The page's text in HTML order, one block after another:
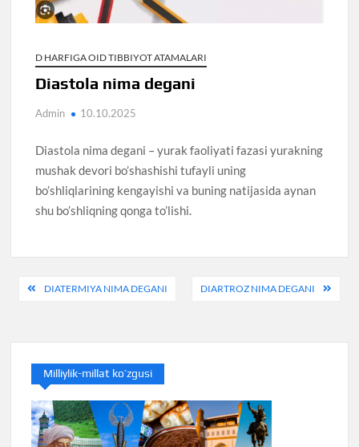
D HARFIGA OID TIBBIYOT ATAMALARI
Diastola nima degani
Admin 10.10.2025
Diastola nima degani – yurak faoliyati fazasi yurakning
mushak devori bo’shashishi tufayli uning
bo’shliqlarining kengayishi va buning natijasida aynan
shu bo’shliqning qonga to’lishi.
PostDIATERMIYA NIMA DEGANI DIARTROZ NIMA DEGANI
Milliylik-millat ko’zgusi